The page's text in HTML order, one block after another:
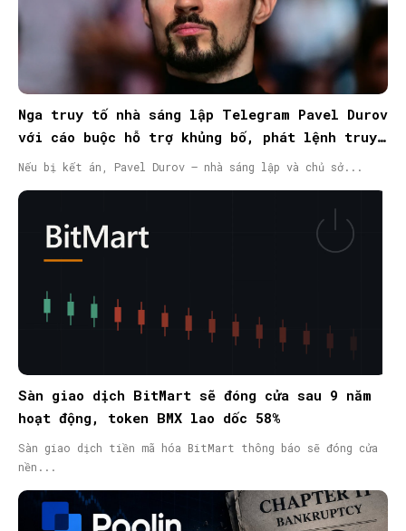
Nga truy tố nhà sáng lập Telegram Pavel Durov
với cáo buộc hỗ trợ khủng bố, phát lệnh truy
nã quốc tế
Nếu bị kết án, Pavel Durov – nhà sáng lập và chủ sở...
Sàn giao dịch BitMart sẽ đóng cửa sau 9 năm
hoạt động, token BMX lao dốc 58%
Sàn giao dịch tiền mã hóa BitMart thông báo sẽ đóng cửa
nền...